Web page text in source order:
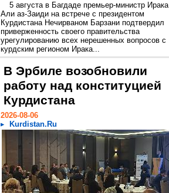
5 августа в Багдаде премьер-министр Ирака
Али аз-Заиди на встрече с президентом
Курдистана Нечирваном Барзани подтвердил
приверженность своего правительства
урегулированию всех нерешенных вопросов с
курдским регионом Ирака...
В Эрбиле возобновили
работу над конституцией
Курдистана
2026-08-06
Kurdistan.Ru